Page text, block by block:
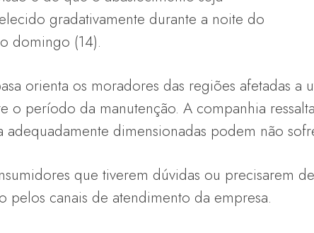
gradativamente durante a noite do
domingo (14).
orienta os moradores das regiões afetadas a
o período da manutenção. A companhia
adequadamente dimensionadas podem não
que tiverem dúvidas ou precisarem
pelos canais de atendimento da empresa.